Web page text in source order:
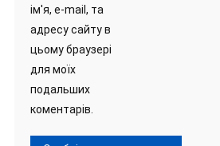
ім'я, e-mail, та
адресу сайту в
цьому браузері
для моїх
подальших
коментарів.